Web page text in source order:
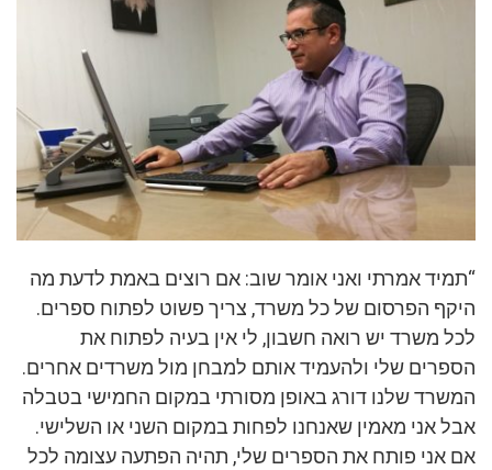
“תמיד אמרתי ואני אומר שוב: אם רוצים באמת לדעת מה
היקף הפרסום של כל משרד, צריך פשוט לפתוח ספרים.
לכל משרד יש רואה חשבון, לי אין בעיה לפתוח את
הספרים שלי ולהעמיד אותם למבחן מול משרדים אחרים.
המשרד שלנו דורג באופן מסורתי במקום החמישי בטבלה
אבל אני מאמין שאנחנו לפחות במקום השני או השלישי.
אם אני פותח את הספרים שלי, תהיה הפתעה עצומה לכל